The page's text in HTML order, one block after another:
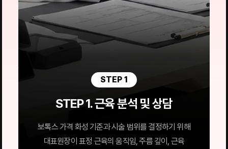
STEP 1
STEP 1. 근육 분석 및 상담
보톡스 가격 화성 기준과 시술 범위를 결정하기 위해
대표원장이 표정 근육의 움직임, 주름 깊이, 근육